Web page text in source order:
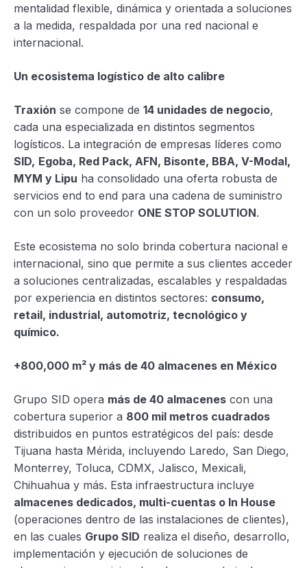
mentalidad flexible, dinámica y orientada a soluciones
a la medida, respaldada por una red nacional e
internacional.
Un ecosistema logístico de alto calibre
Traxión se compone de 14 unidades de negocio,
cada una especializada en distintos segmentos
logísticos. La integración de empresas líderes como
SID, Egoba, Red Pack, AFN, Bisonte, BBA, V-Modal,
MYM y Lipu ha consolidado una oferta robusta de
servicios end to end para una cadena de suministro
con un solo proveedor ONE STOP SOLUTION.
Este ecosistema no solo brinda cobertura nacional e
internacional, sino que permite a sus clientes acceder
a soluciones centralizadas, escalables y respaldadas
por experiencia en distintos sectores: consumo,
retail, industrial, automotriz, tecnológico y
químico.
+800,000 m² y más de 40 almacenes en México
Grupo SID opera más de 40 almacenes con una
cobertura superior a 800 mil metros cuadrados
distribuidos en puntos estratégicos del país: desde
Tijuana hasta Mérida, incluyendo Laredo, San Diego,
Monterrey, Toluca, CDMX, Jalisco, Mexicali,
Chihuahua y más. Esta infraestructura incluye
almacenes dedicados, multi-cuentas o In House
(operaciones dentro de las instalaciones de clientes),
en las cuales Grupo SID realiza el diseño, desarrollo,
implementación y ejecución de soluciones de